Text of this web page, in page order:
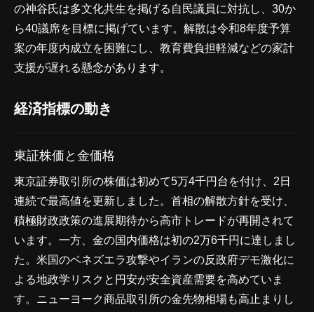
の神谷氏は多文化共生を掲げる自民議員に対抗し、30か
ら40議席を目標に掲げています。解散は令和8年度予算
案の年度内成立を困難にし、教育費負担軽減などの家計
支援が遅れる懸念があります。
経済指標の動き
東証株価と金価格
東京証券取引所の株価は初めて5万4千円台を付け、2日
連続で最高値を更新しました。首相の解散方針を受け、
積極財政政策の進展期待から高市トレードが再開されて
います。一方、金の国内価格は初の2万6千円に達しまし
た。米国のベネズエラ攻撃やイランの反政府デモ激化に
よる地政学リスクと円安が安全資産需要を高めていま
す。ニューヨーク商品取引所の金先物相場も高止まりし